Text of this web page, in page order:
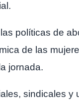
políticas de
de las
jornada.
sindicales y